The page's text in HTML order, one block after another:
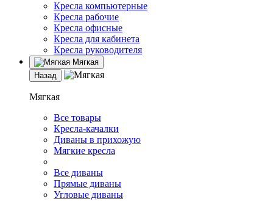
Кресла компьютерные
Кресла рабочие
Кресла офисные
Кресла для кабинета
Кресла руководителя
Мягкая
Назад
Мягкая
Все товары
Кресла-качалки
Диваны в прихожую
Мягкие кресла
Все диваны
Прямые диваны
Угловые диваны